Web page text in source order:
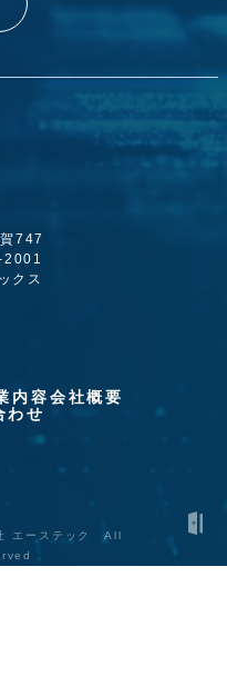
747
クス
内容会社概要
わせ
エーステック All